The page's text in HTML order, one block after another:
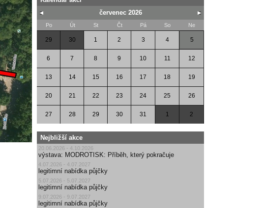
červenec 2026
Po Út St Čt Pá So Ne
29 30 1 2 3 4 5
6 7 8 9 10 11 12
13 14 15 16 17 18 19
20 21 22 23 24 25 26
27 28 29 30 31 1 2
Nejbližší akce
20.06.2026 - 4.10.2026
výstava: MODROTISK: Příběh, který pokračuje
4.07.2026 - 4.07.2027
legitimní nabídka půjčky
5.07.2026 - 5.07.2027
legitimní nabídka půjčky
9.07.2026 - 9.07.2027
legitimní nabídka půjčky